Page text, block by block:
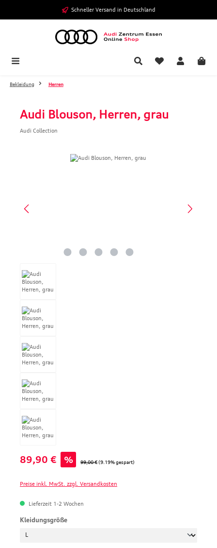
Zum Hauptinhalt springen Schneller Versand in Deutschland
Bekleidung Herren
Audi Blouson, Herren, grau
Audi Collection
Bildergalerie überspringen
Verkaufspreis:
89,90 € % Regulärer Preis:
99,00 € (9.19% gespart)
Preise inkl. MwSt. zzgl. Versandkosten
Lieferzeit 1-2 Wochen
Kleidungsgrößeauswählen